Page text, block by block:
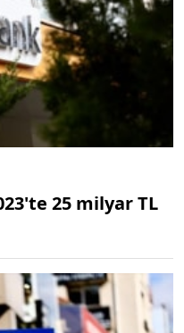
25 milyar TL